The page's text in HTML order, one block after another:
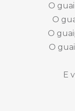
O
O
O
O
E